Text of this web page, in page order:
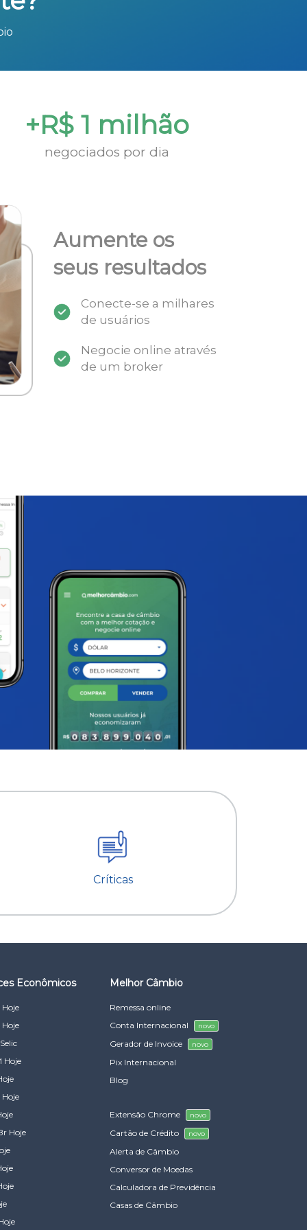
+R$ 1 milhão
negociados por dia
Aumente os
seus resultados
Conecte-se a milhares
de usuários
Negocie online através
de um broker
Críticas
Econômicos
Hoje
Hoje
Hoje
Hoje
Hoje
Melhor Câmbio
Remessa online
Conta Internacional
novo
Gerador de Invoice novo
Pix Internacional
Blog
Extensão Chrome novo
Cartão de Crédito novo
Alerta de Câmbio
Conversor de Moedas
Calculadora de Previdência
Casas de Câmbio